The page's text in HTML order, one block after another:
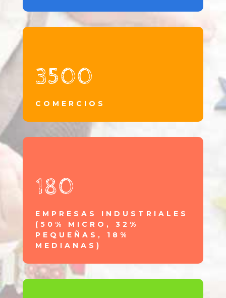
3500
COMERCIOS
180
EMPRESAS INDUSTRIALES
(50% MICRO, 32%
PEQUEÑAS, 18%
MEDIANAS)